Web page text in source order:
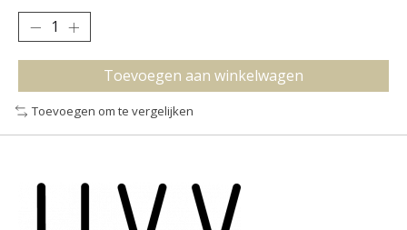
Toevoegen aan winkelwagen
Toevoegen om te vergelijken